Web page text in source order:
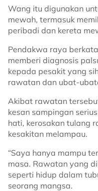
Wang itu digunakan
mewah, termasuk
peribadi dan kereta
Pendakwa raya
memberi diagnosis
kepada pesakit yang
rawatan dan ubat-
Akibat rawatan
kesan sampingan
hati, kerosakan tulang
kesakitan melampau.
“Saya hanya mampu
masa. Rawatan yang
seperti hidup dalam
seorang mangsa.